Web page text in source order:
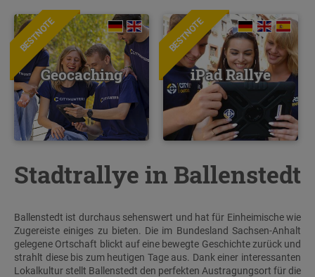
BESTNOTE
Geocaching
BESTNOTE
iPad Rallye
Stadtrallye in Ballenstedt
Ballenstedt ist durchaus sehenswert und hat für Einheimische wie
Zugereiste einiges zu bieten. Die im Bundesland Sachsen-Anhalt
gelegene Ortschaft blickt auf eine bewegte Geschichte zurück und
strahlt diese bis zum heutigen Tage aus. Dank einer interessanten
Lokalkultur stellt Ballenstedt den perfekten Austragungsort für die